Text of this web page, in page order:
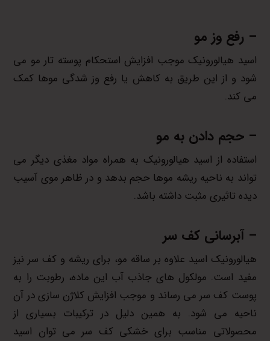
– رفع وز مو
اسید هیالورونیک موجب افزایش استحکام پوسته تار مو می
شود و از این طریق به کاهش یا رفع وز شدگی موها کمک
می کند.
– حجم دادن به مو
استفاده از اسید هیالورونیک به همراه مواد مغذی دیگر می
تواند به ناحیه ریشه موها حجم بدهد و در ظاهر موی آسیب
دیده تاثیری مثبت داشته باشد.
– آبرسانی کف سر
هیالورونیک اسید علاوه بر ساقه مو، برای ریشه و کف سر نیز
مفید است. مولکول های جاذب آب این ماده، رطوبت را به
پوست کف سر می رساند و موجب افزایش کلاژن سازی در آن
ناحیه می شود. به همین دلیل در ترکیبات بسیاری از
محصولاتی مناسب برای خشکی کف سر می توان اسید